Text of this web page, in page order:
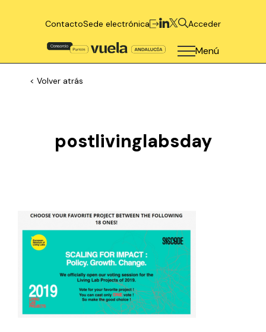
ContactoSede electrónica Acceder
Menú
< Volver atrás
postlivinglabsday